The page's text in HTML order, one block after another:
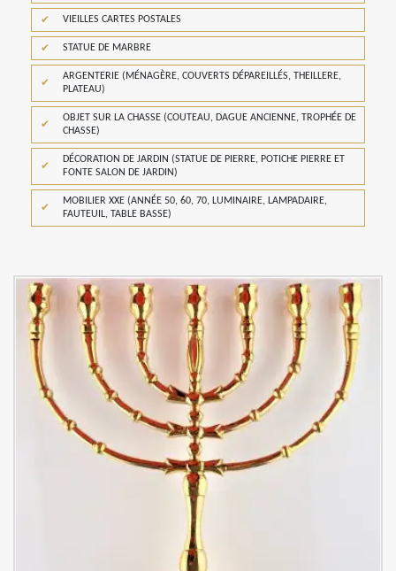
VIEILLES CARTES POSTALES
STATUE DE MARBRE
ARGENTERIE (MÉNAGÈRE, COUVERTS DÉPAREILLÉS, THEILLERE,
PLATEAU)
OBJET SUR LA CHASSE (COUTEAU, DAGUE ANCIENNE, TROPHÉE DE
CHASSE)
DÉCORATION DE JARDIN (STATUE DE PIERRE, POTICHE PIERRE ET
FONTE SALON DE JARDIN)
MOBILIER XXE (ANNÉE 50, 60, 70, LUMINAIRE, LAMPADAIRE,
FAUTEUIL, TABLE BASSE)